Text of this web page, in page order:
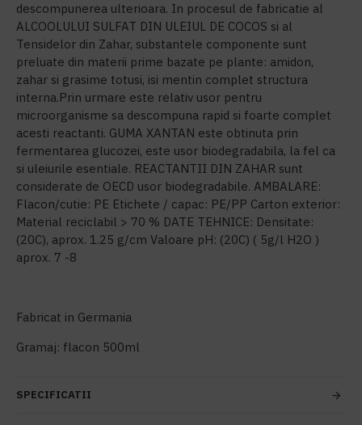
descompunerea ulterioara. In procesul de fabricatie al
ALCOOLULUI SULFAT DIN ULEIUL DE COCOS si al
Tensidelor din Zahar, substantele componente sunt
preluate din materii prime bazate pe plante: amidon,
zahar si grasime totusi, isi mentin complet structura
interna.Prin urmare este relativ usor pentru
microorganisme sa descompuna rapid si foarte complet
acesti reactanti. GUMA XANTAN este obtinuta prin
fermentarea glucozei, este usor biodegradabila, la fel ca
si uleiurile esentiale. REACTANTII DIN ZAHAR sunt
considerate de OECD usor biodegradabile. AMBALARE:
Flacon/cutie: PE Etichete / capac: PE/PP Carton exterior:
Material reciclabil > 70 % DATE TEHNICE: Densitate:
(20C), aprox. 1.25 g/cm Valoare pH: (20C) ( 5g/l H2O )
aprox. 7 -8
Fabricat in Germania
Gramaj: flacon 500ml
SPECIFICATII